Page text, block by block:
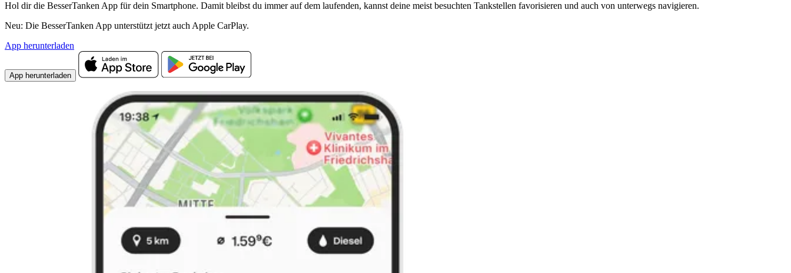
Hol dir die BesserTanken App für dein Smartphone. Damit bleibst du immer auf dem laufenden, kannst deine meist besuchten Tankstellen favorisieren und auch von unterwegs navigieren.
Neu: Die BesserTanken App unterstützt jetzt auch Apple CarPlay.
App herunterladen
App herunterladen